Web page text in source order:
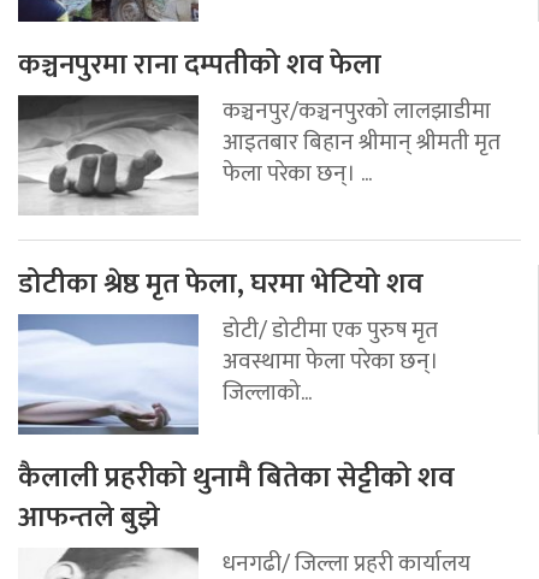
कञ्चनपुरमा राना दम्पतीको शव फेला
कञ्चनपुर/कञ्चनपुरको लालझाडीमा
आइतबार बिहान श्रीमान् श्रीमती मृत
फेला परेका छन्। ...
डोटीका श्रेष्ठ मृत फेला, घरमा भेटियो शव
डोटी/ डोटीमा एक पुरुष मृत
अवस्थामा फेला परेका छन्।
जिल्लाको...
कैलाली प्रहरीको थुनामै बितेका सेट्टीको शव
आफन्तले बुझे
धनगढी/ जिल्ला प्रहरी कार्यालय